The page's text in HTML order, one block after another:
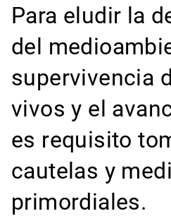
Para eludir la
del
supervivencia
vivos y el
es requisito
cautelas y
primordiales.